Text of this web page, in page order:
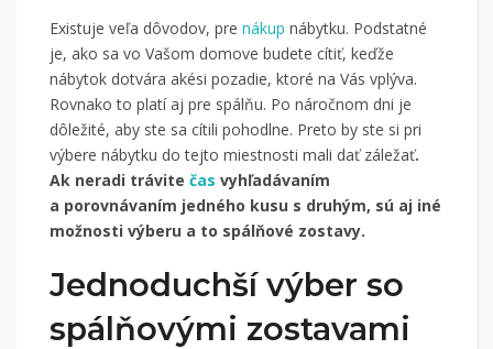
Existuje veľa dôvodov, pre nákup nábytku. Podstatné
je, ako sa vo Vašom domove budete cítiť, keďže
nábytok dotvára akési pozadie, ktoré na Vás vplýva.
Rovnako to platí aj pre spálňu. Po náročnom dni je
dôležité, aby ste sa cítili pohodlne. Preto by ste si pri
výbere nábytku do tejto miestnosti mali dať záležať.
Ak neradi trávite čas vyhľadávaním
a porovnávaním jedného kusu s druhým, sú aj iné
možnosti výberu a to spálňové zostavy.
Jednoduchší výber so
spálňovými zostavami